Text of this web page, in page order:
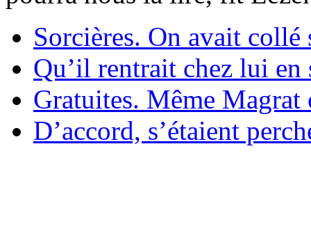
Sorcières. On avait collé
Qu’il rentrait chez lui en
Gratuites. Même Magrat
D’accord, s’étaient